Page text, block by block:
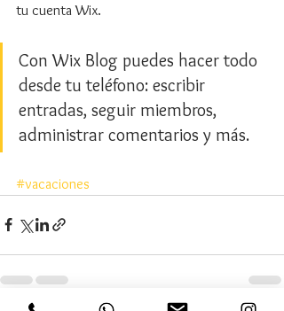
tu cuenta Wix.
Con Wix Blog puedes hacer todo
desde tu teléfono: escribir
entradas, seguir miembros,
administrar comentarios y más.
#vacaciones